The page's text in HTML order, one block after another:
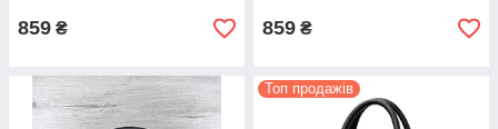
859 ₴ 859 ₴
Топ продажів